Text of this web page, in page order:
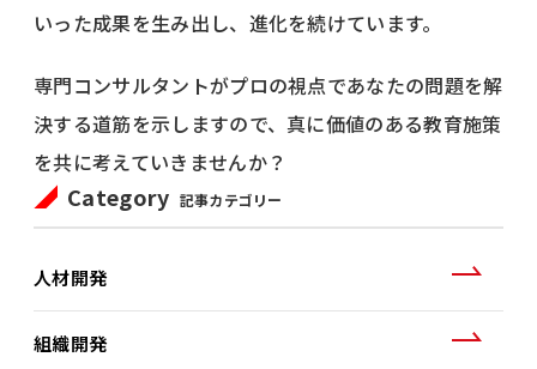
いった成果を生み出し、進化を続けています。
専門コンサルタントがプロの視点であなたの問題を解
決する道筋を示しますので、真に価値のある教育施策
を共に考えていきませんか？
Category 記事カテゴリー
人材開発
組織開発